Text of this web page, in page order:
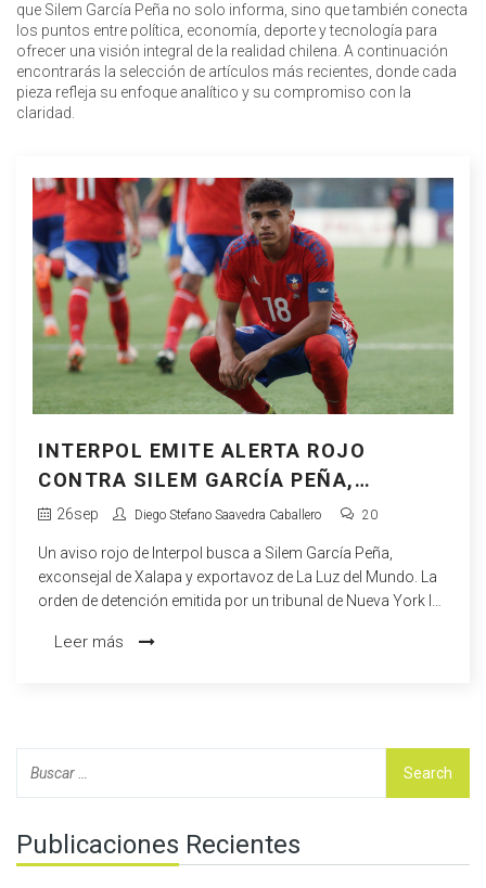
que Silem García Peña no solo informa, sino que también conecta
los puntos entre política, economía, deporte y tecnología para
ofrecer una visión integral de la realidad chilena. A continuación
encontrarás la selección de artículos más recientes, donde cada
pieza refleja su enfoque analítico y su compromiso con la
claridad.
INTERPOL EMITE ALERTA ROJO
CONTRA SILEM GARCÍA PEÑA,
EXCONSEJAL DE XALAPA
26sep Diego Stefano Saavedra Caballero 20
Un aviso rojo de Interpol busca a Silem García Peña,
exconsejal de Xalapa y exportavoz de La Luz del Mundo. La
orden de detención emitida por un tribunal de Nueva York lo
infantil. Se desconoce su paradero, aunque se rumorea que
Leer más
Publicaciones Recientes